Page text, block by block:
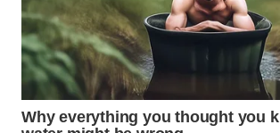
TAPANULI
UTARA
WN
SAMOSIR